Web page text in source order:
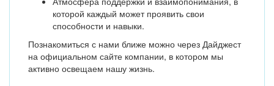
которой каждый может проявить свои
способности и навыки.
Познакомиться с нами ближе можно через Дайджест
на официальном сайте компании, в котором мы
активно освещаем нашу жизнь.